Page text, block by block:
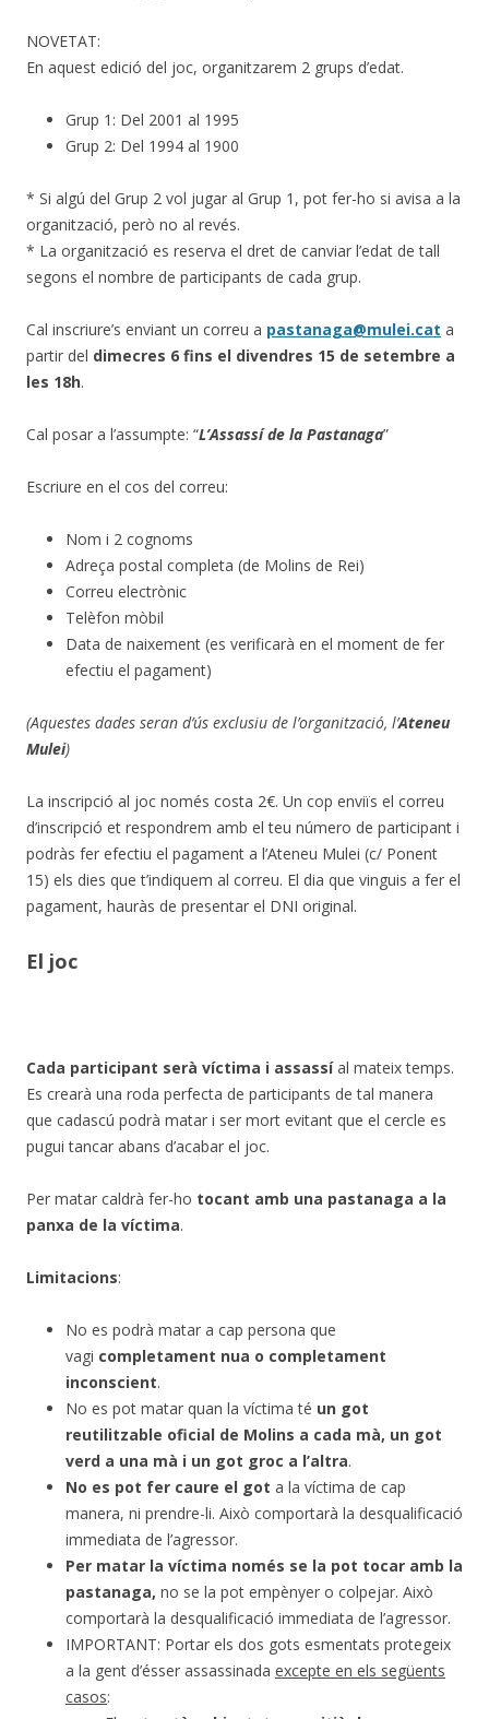
NOVETAT:
En aquest edició del joc, organitzarem 2 grups d’edat.
Grup 1: Del 2001 al 1995
Grup 2: Del 1994 al 1900
* Si algú del Grup 2 vol jugar al Grup 1, pot fer-ho si avisa a la
organització, però no al revés.
* La organització es reserva el dret de canviar l’edat de tall
segons el nombre de participants de cada grup.
Cal inscriure’s enviant un correu a pastanaga@mulei.cat a
partir del dimecres 6 fins el divendres 15 de setembre a
les 18h.
Cal posar a l’assumpte: “L’Assassí de la Pastanaga”
Escriure en el cos del correu:
Nom i 2 cognoms
Adreça postal completa (de Molins de Rei)
Correu electrònic
Telèfon mòbil
Data de naixement (es verificarà en el moment de fer
efectiu el pagament)
(Aquestes dades seran d’ús exclusiu de l’organització, l’Ateneu
Mulei)
La inscripció al joc només costa 2€. Un cop enviïs el correu
d’inscripció et respondrem amb el teu número de participant i
podràs fer efectiu el pagament a l’Ateneu Mulei (c/ Ponent
15) els dies que t’indiquem al correu. El dia que vinguis a fer el
pagament, hauràs de presentar el DNI original.
El joc
Cada participant serà víctima i assassíal mateix temps.
Es crearà una roda perfecta de participants de tal manera
que cadascú podrà matar i ser mort evitant que el cercle es
pugui tancar abans d’acabar el joc.
Per matar caldrà fer-ho tocant amb una pastanaga a la
panxa de la víctima.
Limitacions:
No es podrà matar a cap persona que
vagi completament nua o completament
inconscient.
No es pot matar quan la víctima té un got
reutilitzable oficial de Molins a cada mà, un got
verd a una mà i un got groc a l’altra.
No es pot fer caure el got a la víctima de cap
manera, ni prendre-li. Això comportarà la desqualificació
immediata de l’agressor.
Per matar la víctima només se la pot tocar amb la
pastanaga, no se la pot empènyer o colpejar. Això
comportarà la desqualificació immediata de l’agressor.
IMPORTANT: Portar els dos gots esmentats protegeix
a la gent d’ésser assassinada excepte en els següents
casos: